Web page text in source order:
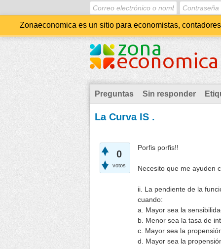
Zonaeconomica es un sitio para economistas,
Preguntas Sin responder
La Curva IS .
0
votos
Porfis porfis!!
Necesito que me ayuden
ii. La pendiente de la
cuando:
a. Mayor sea la
b. Menor sea la tasa de
c. Mayor sea la
d. Mayor sea la